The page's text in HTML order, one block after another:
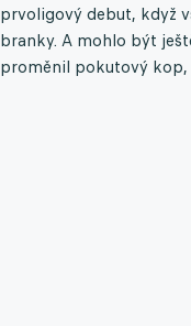
prvoligový debut, když
branky. A mohlo být
proměnil pokutový